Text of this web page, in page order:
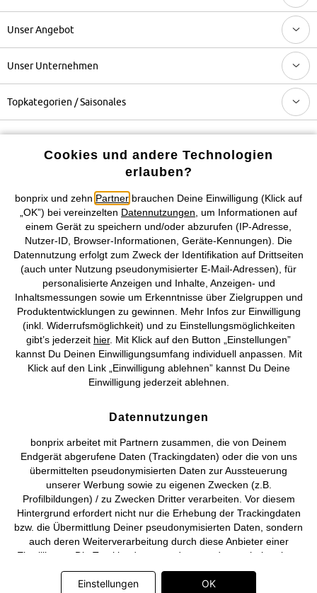
Unser Angebot
Unser Unternehmen
Topkategorien / Saisonales
Mehr von bonprix auf
Preisangaben inkl. gesetzl. MwSt. und zzgl.
Service- &
Versandkosten
AGB Datenschutz Cookie-Einstellungen Impressum
Vertrag widerrufen
©2026 bonprix.Alle Rechte vorbehalten.
Deutsch Français
Cookies und andere Technologien
erlauben?
bonprix und zehn Partner brauchen Deine Einwilligung (Klick auf
„OK”) bei vereinzelten Datennutzungen , um Informationen auf
einem Gerät zu speichern und/oder abzurufen (IP-Adresse,
Nutzer-ID, Browser-Informationen, Geräte-Kennungen). Die
Datennutzung erfolgt zum Zweck der Identifikation auf Drittseiten
(auch unter Nutzung pseudonymisierter E-Mail-Adressen), für
personalisierte Anzeigen und Inhalte, Anzeigen- und
Inhaltsmessungen sowie um Erkenntnisse über Zielgruppen und
Produktentwicklungen zu gewinnen. Mehr Infos zur Einwilligung
(inkl. Widerrufsmöglichkeit) und zu Einstellungsmöglichkeiten
gibt’s jederzeit hier. Mit Klick auf den Button „Einstellungen”
kannst Du Deinen Einwilligungsumfang individuell anpassen. Mit
Klick auf den Link „Einwilligung ablehnen” kannst Du Deine
Einwilligung jederzeit ablehnen.
Datennutzungen
bonprix arbeitet mit Partnern zusammen, die von Deinem
Endgerät abgerufene Daten (Trackingdaten) oder die von uns
übermittelten pseudonymisierten Daten zur Aussteuerung
unserer Werbung sowie zu eigenen Zwecken (z.B.
Profilbildungen) / zu Zwecken Dritter verarbeiten. Vor diesem
Hintergrund erfordert nicht nur die Erhebung der Trackingdaten
bzw. die Übermittlung Deiner pseudonymisierten Daten, sondern
auch deren Weiterverarbeitung durch diese Anbieter einer
Einwilligung. Die Trackingdaten werden erst dann erhoben bzw.
Deine pseudonymisierten Daten erst dann übermittelt, wenn Du
auf den in dem Banner auf bonprix.de wiedergebenden Button
Einstellungen OK